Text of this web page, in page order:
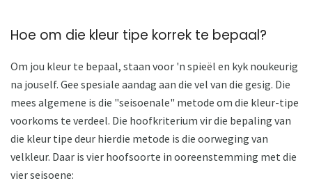
Hoe om die kleur tipe korrek te bepaal?
Om jou kleur te bepaal, staan ​​voor 'n spieël en kyk noukeurig
na jouself. Gee spesiale aandag aan die vel van die gesig. Die
mees algemene is die "seisoenale" metode om die kleur-tipe
voorkoms te verdeel. Die hoofkriterium vir die bepaling van
die kleur tipe deur hierdie metode is die oorweging van
velkleur. Daar is vier hoofsoorte in ooreenstemming met die
vier seisoene: